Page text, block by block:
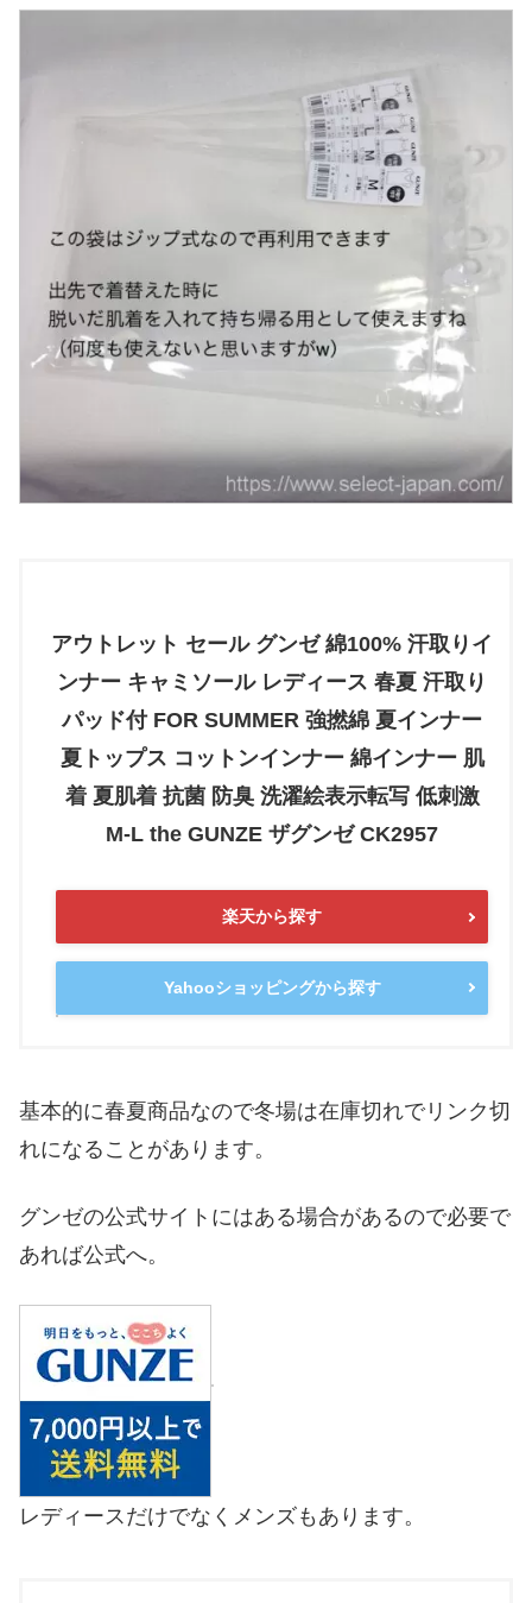
アウトレット セール グンゼ 綿100% 汗取りイ
ンナー キャミソール レディース 春夏 汗取り
パッド付 FOR SUMMER 強撚綿 夏インナー
夏トップス コットンインナー 綿インナー 肌
着 夏肌着 抗菌 防臭 洗濯絵表示転写 低刺激
M-L the GUNZE ザグンゼ CK2957
楽天から探す
Yahooショッピングから探す
基本的に春夏商品なので冬場は在庫切れでリンク切
れになることがあります。
グンゼの公式サイトにはある場合があるので必要で
あれば公式へ。
レディースだけでなくメンズもあります。